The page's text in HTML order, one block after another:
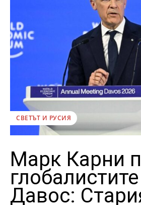
СВЕТЪТ И РУСИЯ
Марк Карни
Давос: